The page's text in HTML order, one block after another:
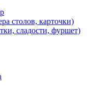
столов, карточки)
сладости, фуршет)